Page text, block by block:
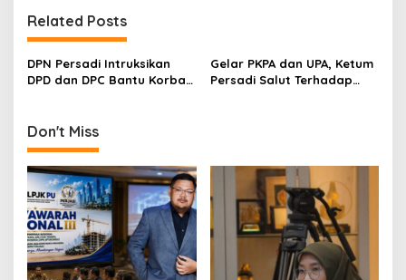
t
n
a
v
g
a
t
i
o
n
Related Posts
DPN Persadi Intruksikan
DPD dan DPC Bantu Korban
Gelar PKPA dan UPA, Ketum
Persadi Salut Terhadap
Don't Miss